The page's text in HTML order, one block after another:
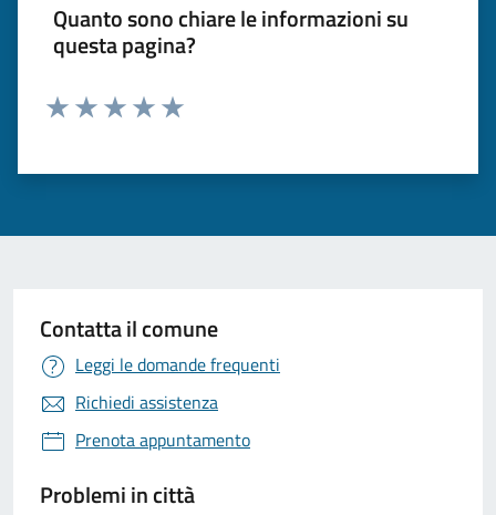
Quanto sono chiare le informazioni su
questa pagina?
Contatta il comune
Leggi le domande frequenti
Richiedi assistenza
Prenota appuntamento
Problemi in città